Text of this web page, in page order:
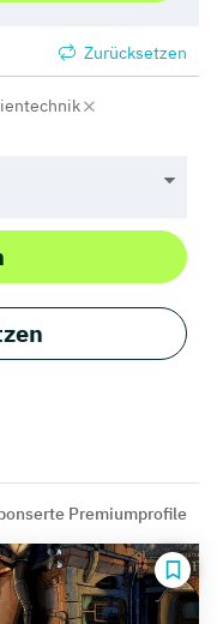
Zurücksetzen
Premiumprofile